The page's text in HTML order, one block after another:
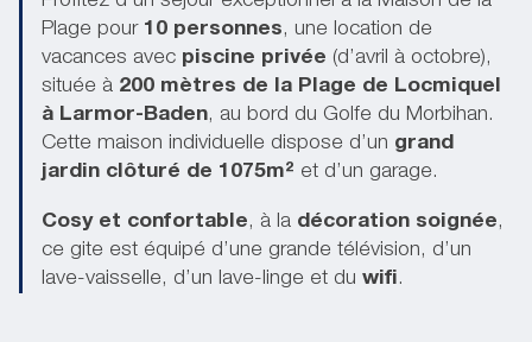
Plage pour 10 personnes, une location de
vacances avec piscine privée (d’avril à octobre),
située à 200 mètres de la Plage de Locmiquel
à Larmor-Baden, au bord du Golfe du Morbihan.
Cette maison individuelle dispose d’un grand
jardin clôturé de 1075m² et d’un garage.
Cosy et confortable, à la décoration soignée,
ce gite est équipé d’une grande télévision, d’un
lave-vaisselle, d’un lave-linge et du wifi.